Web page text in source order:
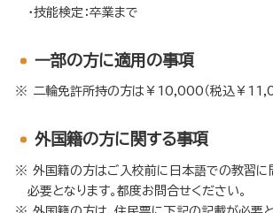
・技能検定：卒業まで
⼀部の方に適用の事項
二輪免許所持の方は￥10,000（税込￥
外国籍の方に関する事項
外国籍の方はご入校前に日本語での教習に
必要となります。都度お問合せください。